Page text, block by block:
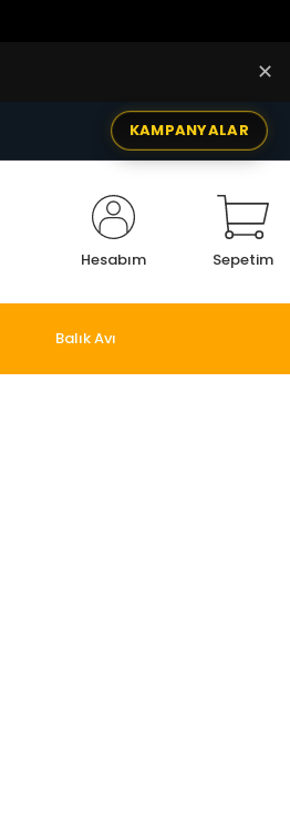
✕
KAMPANYALAR
Hesabım Sepetim
Balık Avı